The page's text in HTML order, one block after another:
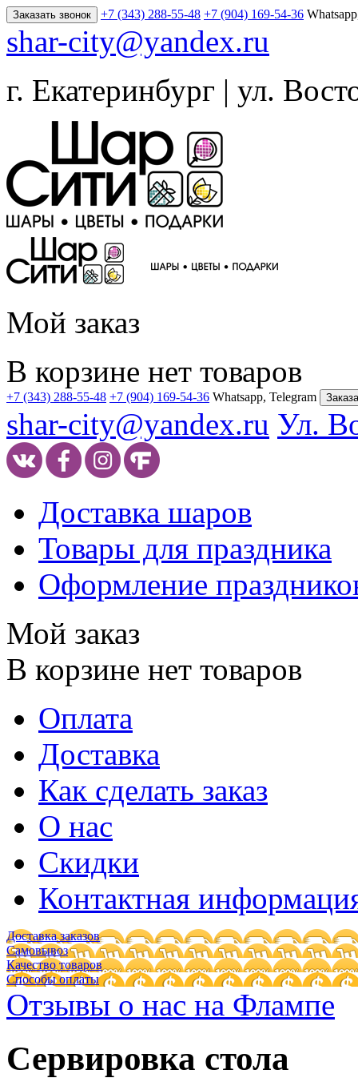
Заказать звонок +7 (343) 288-55-48 +7 (904) 169-54-36
shar-city@yandex.ru
г. Екатеринбург | ул.
Мой заказ
В корзине нет товаров
+7 (343) 288-55-48 +7 (904) 169-54-36 Whatsapp, Telegram
shar-city@yandex.ru Ул.
Доставка шаров
Товары для праздника
Оформление
Мой заказ
В корзине нет товаров
Оплата
Доставка
Как сделать заказ
О нас
Скидки
Контактная
Доставка заказов
Самовывоз
Качество товаров
Способы оплаты
Отзывы о нас на Флампе
Сервировка стола